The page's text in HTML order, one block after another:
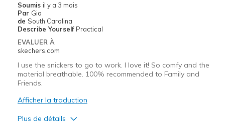
Going Out
Special Occasions
Travel
Width
Feels true to width
View On Shoes
I'm Really Into Shoes
Soumis il y a 3 mois
Par Gio
de South Carolina
Describe Yourself Practical
EVALUER À
skechers.com
I use the snickers to go to work. I love it! So comfy and the
material breathable. 100% recommended to Family and
Friends.
Afficher la traduction
Plus de détails